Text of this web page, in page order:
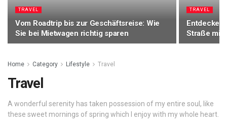
TRAVEL
Vom Roadtrip bis zur Geschäftsreise: Wie
Sie bei Mietwagen richtig sparen
TRAVEL
Entdecken
Straße mit
Home Category Lifestyle Travel
Travel
A wonderful serenity has taken possession of my entire soul, like
these sweet mornings of spring which I enjoy with my whole heart.